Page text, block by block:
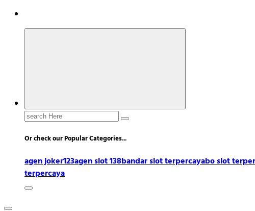
Search
Or check our Popular Categories...
agen joker123agen slot 138bandar slot terpercayabo slot
terpercaya